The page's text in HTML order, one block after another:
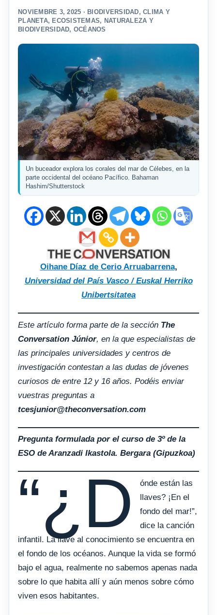
NOVIEMBRE 3, 2025 · BIODIVERSIDAD,CLIMA Y
PLANETA, ECOSISTEMAS, NATURALEZA Y
BIODIVERSIDAD, OCÉANOS
Un buceador explora los corales del mar de Célebes, en la
parte occidental del océano Pacífico. Bahaman
Hashim/Shutterstock
Oihane Díaz de Cerio Arruabarrena,
Universidad del País Vasco / Euskal Herriko
Unibertsitatea
Este artículo forma parte de la sección The
Conversation Júnior, en la que especialistas de
las principales universidades y centros de
investigación contestan a las dudas de jóvenes
curiosos de entre 12 y 16 años. Podéis enviar
vuestras preguntas a
tcesjunior@theconversation.com
Pregunta formulada por el curso de 3º de la
ESO de Aranzadi Ikastola. Bergara (Gipuzkoa)
“¿D
ónde están las
llaves? ¡En el
fondo del mar!”,
dice la canción
infantil. La llave al conocimiento se encuentra en
el fondo de los océanos. Aunque la vida se formó
bajo el agua, realmente no sabemos apenas nada
sobre lo que habita allí y aún menos sobre cómo
viven esos habitantes.